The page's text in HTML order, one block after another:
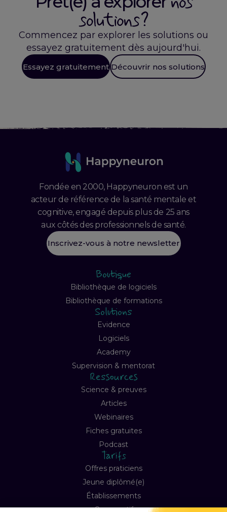
solutions ?
Commencez par explorer les solutions ou
essayez gratuitement dès aujourd'hui.
Essayez gratuitement Découvrir nos solutions
Fondée en 2000, Happyneuron est un
acteur de référence de la santé mentale et
cognitive, engagé depuis plus de 25 ans
aux côtés des professionnels de santé.
Inscrivez-vous à notre newsletter
Boutique
Bibliothèque de logiciels
Bibliothèque de formations
Solutions
Evidence
Logiciels
Academy
Supervision & mentorat
Ressources
Science & preuves
Articles
Webinaires
Fiches gratuites
Podcast
Tarifs
Offres praticiens
Jeune diplômé(e)
Établissements
Comparatif